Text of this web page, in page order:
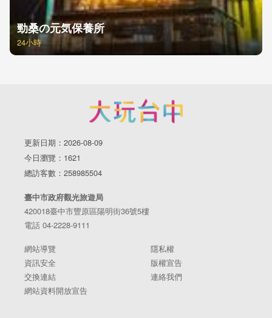
勁桑の元気保養所
24小時
更新日期：2026-08-09
今日瀏覽：1621
總訪客數：258985504
臺中市政府觀光旅遊局
420018臺中市豐原區陽明街36號5樓
電話 04-2228-9111
網站導覽
隱私權
資訊安全
版權宣告
交換連結
連絡我們
網站資料開放宣告